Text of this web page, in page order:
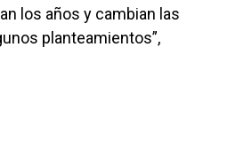
los años y cambian las
planteamientos”,